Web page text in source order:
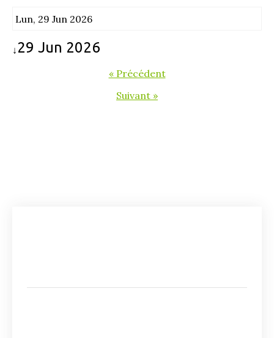
Lun, 29 Jun 2026
↓ 29 Jun 2026
« Précédent
Suivant »